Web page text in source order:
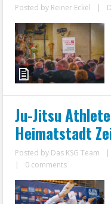
Posted by Reiner Eckel |
Ju-Jitsu
Heimatstadt
Posted by Das KSG Team |
|
0 comments